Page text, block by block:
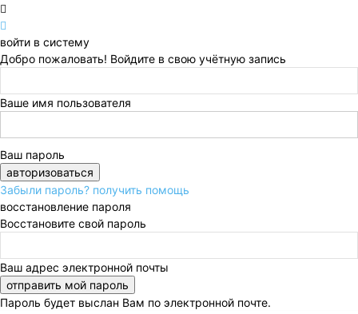
войти в систему
Добро пожаловать! Войдите в свою учётную запись
Ваше имя пользователя
Ваш пароль
Забыли пароль? получить помощь
восстановление пароля
Восстановите свой пароль
Ваш адрес электронной почты
Пароль будет выслан Вам по электронной почте.